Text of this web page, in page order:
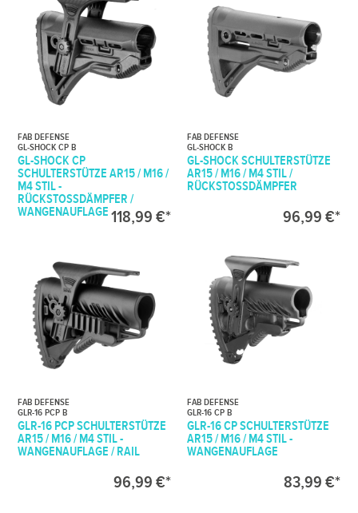
FAB DEFENSE
GL-SHOCK CP B
GL-SHOCK CP
SCHULTERSTÜTZE AR15 / M16 /
M4 STIL -
RÜCKSTOSSDÄMPFER / W
ANGENAUFLAGE 118,99 €*
FAB DEFENSE
GL-SHOCK B
GL-SHOCK SCHULTERSTÜTZE
AR15 / M16 / M4 STIL /
RÜCKSTOSSDÄMPFER
96,99 €*
FAB DEFENSE
GLR-16 PCP B
GLR-16 PCP SCHULTERSTÜTZE
AR15 / M16 / M4 STIL -
WANGENAUFLAGE / RAIL
96,99 €*
FAB DEFENSE
GLR-16 CP B
GLR-16 CP SCHULTERSTÜTZE
AR15 / M16 / M4 STIL -
WANGENAUFLAGE
83,99 €*